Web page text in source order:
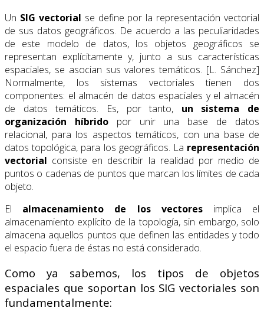
Un SIG vectorial se define por la representación vectorial
de sus datos geográficos. De acuerdo a las peculiaridades
de este modelo de datos, los objetos geográficos se
representan explícitamente y, junto a sus características
espaciales, se asocian sus valores temáticos. [L. Sánchez]
Normalmente, los sistemas vectoriales tienen dos
componentes: el almacén de datos espaciales y el almacén
de datos temáticos. Es, por tanto, un sistema de
organización híbridopor unir una base de datos
relacional, para los aspectos temáticos, con una base de
datos topológica, para los geográficos. La representación
vectorial consiste en describir la realidad por medio de
puntos o cadenas de puntos que marcan los límites de cada
objeto.
El almacenamiento de los vectoresimplica el
almacenamiento explícito de la topología, sin embargo, solo
almacena aquellos puntos que definen las entidades y todo
el espacio fuera de éstas no está considerado.
Como ya sabemos, los tipos de objetos
espaciales que soportan los SIG vectoriales son
fundamentalmente: